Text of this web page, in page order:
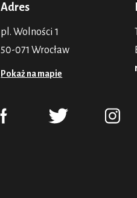
Adres
pl. Wolności 1
50-071 Wrocław
Pokaż na mapie